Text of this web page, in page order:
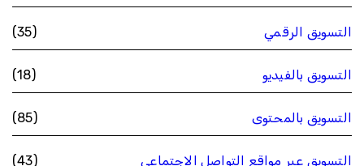
التسويق الرقمي (35)
التسويق بالفيديو (18)
التسويق بالمحتوى (85)
التسويق عبر مواقع التواصل الاجتماعي (43)